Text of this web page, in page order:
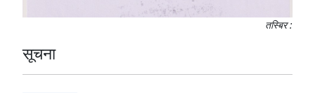
तस्बिर :
सूचना